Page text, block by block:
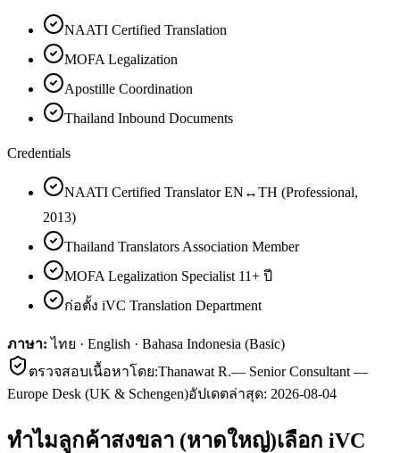
NAATI Certified Translation
MOFA Legalization
Apostille Coordination
Thailand Inbound Documents
Credentials
NAATI Certified Translator EN↔TH (Professional,
2013)
Thailand Translators Association Member
MOFA Legalization Specialist 11+ ปี
ก่อตั้ง iVC Translation Department
ภาษา: ไทย · English · Bahasa Indonesia (Basic)
ตรวจสอบเนื้อหาโดย:Thanawat R.— Senior Consultant —
Europe Desk (UK & Schengen)อัปเดตล่าสุด: 2026-08-04
ทำไมลูกค้าสงขลา (หาดใหญ่)เลือก iVC